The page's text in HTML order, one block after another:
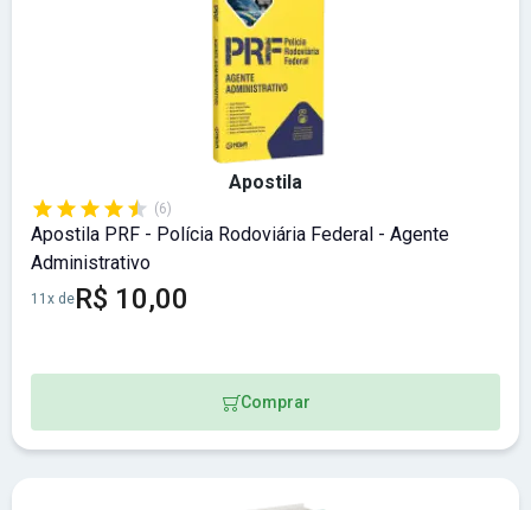
Apostila
(6)
Apostila PRF - Polícia Rodoviária Federal - Agente
Administrativo
11x deR$ 10,00
Comprar